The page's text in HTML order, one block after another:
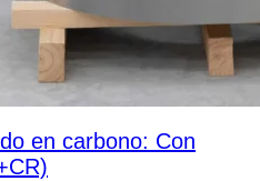
en carbono: Con